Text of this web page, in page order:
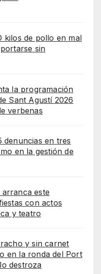
kilos de pollo en mal
sin
la programación
Sant Agustí 2026
verbenas
denuncias en tres
en la gestión de
este
con actos
y teatro
y sin carnet
en la ronda del Port
destroza